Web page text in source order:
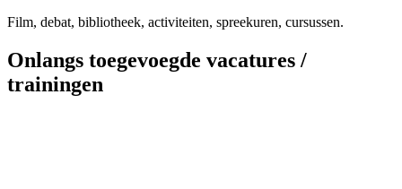
Film, debat, bibliotheek, activiteiten, spreekuren, cursussen.
Onlangs toegevoegde vacatures /
trainingen